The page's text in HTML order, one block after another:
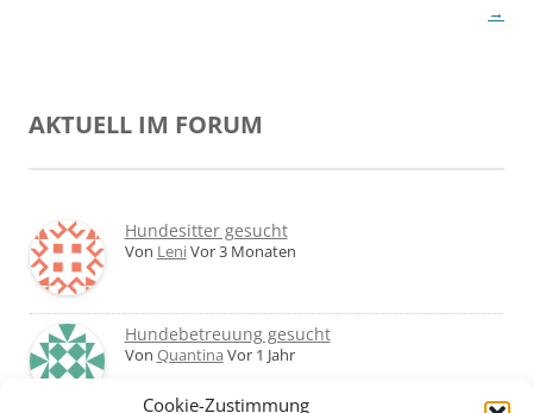
Cookie-Zustimmung
→
AKTUELL IM FORUM
Hundesitter gesucht
Von LeniVor 3 Monaten
Hundebetreuung gesucht
Von Quantina Vor 1 Jahr